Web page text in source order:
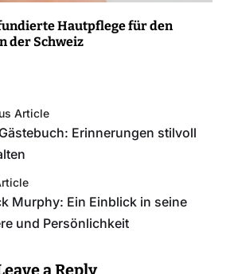
Hautpflege für den
der Schweiz
Article
Erinnerungen stilvoll
Murphy: Ein Einblick in seine
und Persönlichkeit
a Reply